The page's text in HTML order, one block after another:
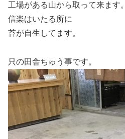
工場がある山から取って来ます。
信楽はいたる所に
苔が自生してます。
只の田舎ちゅう事です。